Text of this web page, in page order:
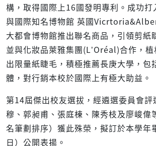
構，取得國際上16國發明專利。成功打
與國際知名博物館 英國
大都會博物館推出聯名商品，引領剪紙
並與化妝品萊雅集團(L’Oréal)合作，
出限量紙睫毛，積極推薦長庚大學，包
體，對行銷本校於國際上有極大助益。
第14屆傑出校友選拔，經遴選委員會評
穆、郭昶甫、張庭棟、陳秀枝及廖峻偉
名筆劃排序）獲此殊榮，擬訂於本學年
日）公開表揚。